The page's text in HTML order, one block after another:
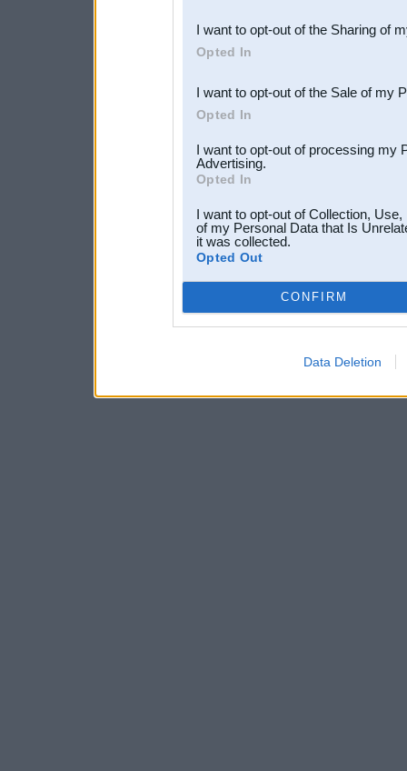
Downstream Participants
third parties.
I want to opt-out of the Sharing of
Opted In
I want to opt-out of the Sale of my
Opted In
I want to opt-out of processing my
Advertising.
Opted In
I want to opt-out of Collection,
of my Personal Data that Is
it was collected.
Opted Out
CONFIRM
Data Deletion